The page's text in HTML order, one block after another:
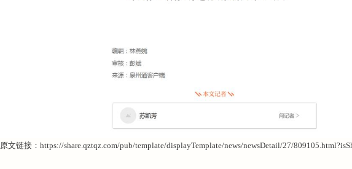
原文链接：https://share.qztqz.com/pub/template/displayTemplate/news/newsDetail/27/